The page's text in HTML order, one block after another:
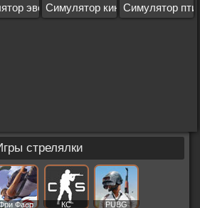
эволюции
Симулятор киностудии
Симулятор
стрелялки
Фаер КС PUBG